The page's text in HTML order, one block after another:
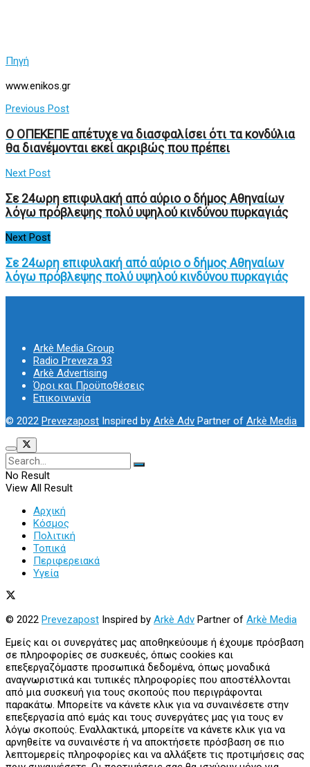
Πηγή
www.enikos.gr
Previous Post
Ο ΟΠΕΚΕΠΕ απέτυχε να διασφαλίσει ότι τα κονδύλια
θα διανέμονται εκεί ακριβώς που πρέπει
Next Post
Σε 24ωρη επιφυλακή από αύριο ο δήμος Αθηναίων
λόγω πρόβλεψης πολύ υψηλού κινδύνου πυρκαγιάς
Next Post
Σε 24ωρη επιφυλακή από αύριο ο δήμος Αθηναίων
λόγω πρόβλεψης πολύ υψηλού κινδύνου πυρκαγιάς
Arkè Media Group
Radio Preveza 93
Arkè Advertising
Όροι και Προϋποθέσεις
Επικοινωνία
© 2022 Prevezapost Inspired by Arkè Adv Partner of Arkè Media
No Result
View All Result
Αρχική
Κόσμος
Πολιτική
Τοπικά
Περιφερειακά
Υγεία
© 2022 Prevezapost Inspired by Arkè Adv Partner of Arkè Media
Εμείς και οι συνεργάτες μας αποθηκεύουμε ή έχουμε πρόσβαση
σε πληροφορίες σε συσκευές, όπως cookies και
επεξεργαζόμαστε προσωπικά δεδομένα, όπως μοναδικά
αναγνωριστικά και τυπικές πληροφορίες που αποστέλλονται
από μια συσκευή για τους σκοπούς που περιγράφονται
παρακάτω. Μπορείτε να κάνετε κλικ για να συναινέσετε στην
επεξεργασία από εμάς και τους συνεργάτες μας για τους εν
λόγω σκοπούς. Εναλλακτικά, μπορείτε να κάνετε κλικ για να
αρνηθείτε να συναινέστε ή να αποκτήσετε πρόσβαση σε πιο
λεπτομερείς πληροφορίες και να αλλάξετε τις προτιμήσεις σας